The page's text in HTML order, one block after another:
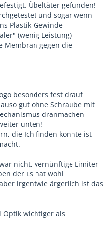
Übeltäter gefunden!
und sogar wenn
Plastik-Gewinde
(wenig Leistung)
Membran gegen die
besonders fest drauf
gut ohne Schraube mit
dranmachen
unten!
die Ich finden konnte ist
nicht, vernünftige Limiter
der Ls hat wohl
irgentwie ärgerlich ist das
Optik wichtiger als